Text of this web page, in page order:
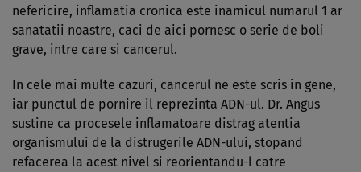
nefericire, inflamatia cronica este inamicul numarul 1 ar
sanatatii noastre, caci de aici pornesc o serie de boli
grave, intre care si cancerul.
In cele mai multe cazuri, cancerul ne este scris in gene,
iar punctul de pornire il reprezinta ADN-ul. Dr. Angus
sustine ca procesele inflamatoare distrag atentia
organismului de la distrugerile ADN-ului, stopand
refacerea la acest nivel si reorientandu-l catre